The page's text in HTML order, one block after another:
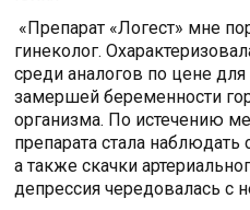
«Препарат «Логест» мне
гинеколог.
среди аналогов по цене
замершей беременности
организма. По истечению
препарата стала
а также скачки
депрессия чередовалась с